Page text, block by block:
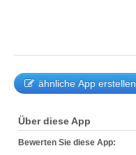
ähnliche App erstellen
Über diese App
Bewerten Sie diese App: